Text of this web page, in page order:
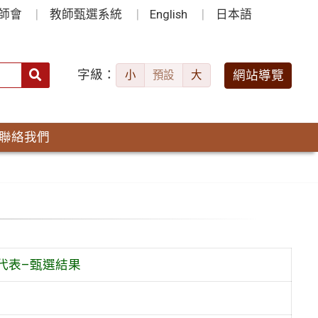
會 教師甄選系統 English 日本語
字級： 小 預設 大 網站導覽
絡我們
表–甄選結果